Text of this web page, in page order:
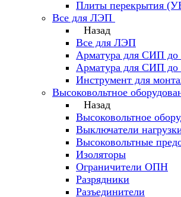
Плиты перекрытия
Все для ЛЭП
Назад
Все для ЛЭП
Арматура для СИП до
Арматура для СИП до
Инструмент для
Высоковольтное
Назад
Высоковольтное
Выключатели
Высоковольтные
Изоляторы
Ограничители ОПН
Разрядники
Разъединители